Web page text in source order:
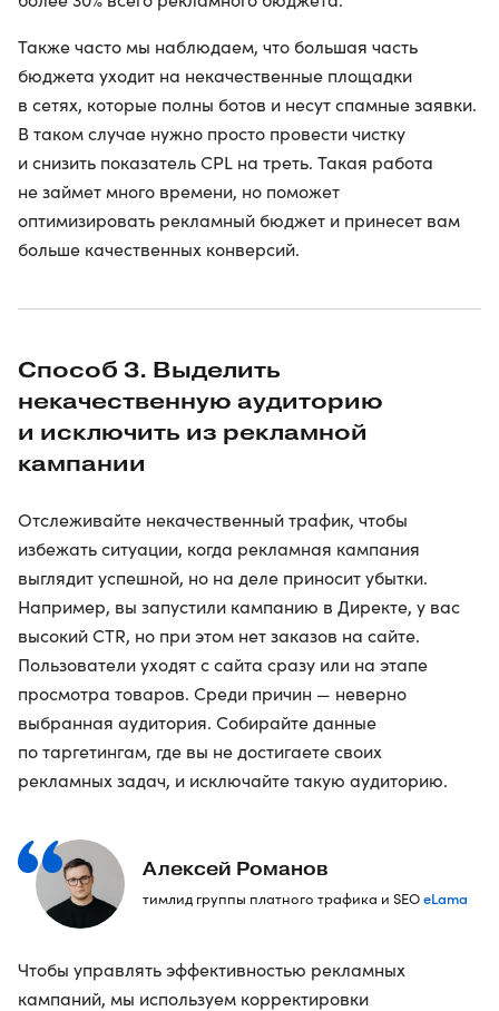
Также часто мы наблюдаем, что большая часть
бюджета уходит на некачественные площадки
в сетях, которые полны ботов и несут спамные заявки.
В таком случае нужно просто провести чистку
и снизить показатель CPL на треть. Такая работа
не займет много времени, но поможет
оптимизировать рекламный бюджет и принесет вам
больше качественных конверсий.
Способ 3. Выделить
некачественную аудиторию
и исключить из рекламной
кампании
Отслеживайте некачественный трафик, чтобы
избежать ситуации, когда рекламная кампания
выглядит успешной, но на деле приносит убытки.
Например, вы запустили кампанию в Директе, у вас
высокий CTR, но при этом нет заказов на сайте.
Пользователи уходят с сайта сразу или на этапе
просмотра товаров. Среди причин — неверно
выбранная аудитория. Собирайте данные
по таргетингам, где вы не достигаете своих
рекламных задач, и исключайте такую аудиторию.
Алексей Романов
тимлид группы платного трафика и SEOeLama
Чтобы управлять эффективностью рекламных
кампаний, мы используем корректировки